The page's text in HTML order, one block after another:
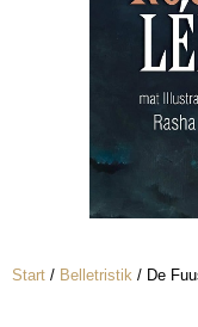
Start / Belletristik / De